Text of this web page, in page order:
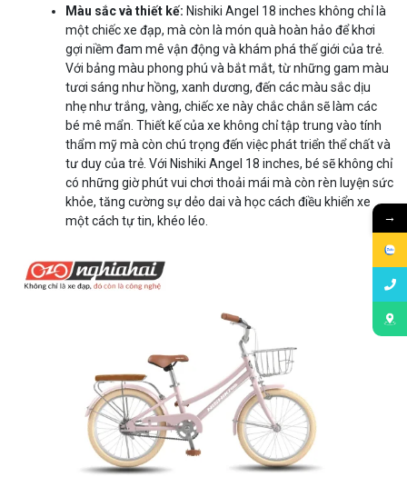
Màu sắc và thiết kế: Nishiki Angel 18 inches không chỉ là
một chiếc xe đạp, mà còn là món quà hoàn hảo để khơi
gợi niềm đam mê vận động và khám phá thế giới của trẻ.
Với bảng màu phong phú và bắt mắt, từ những gam màu
tươi sáng như hồng, xanh dương, đến các màu sắc dịu
nhẹ như trắng, vàng, chiếc xe này chắc chắn sẽ làm các
bé mê mẩn. Thiết kế của xe không chỉ tập trung vào tính
thẩm mỹ mà còn chú trọng đến việc phát triển thể chất và
tư duy của trẻ. Với Nishiki Angel 18 inches, bé sẽ không chỉ
có những giờ phút vui chơi thoải mái mà còn rèn luyện sức
khỏe, tăng cường sự dẻo dai và học cách điều khiển xe
một cách tự tin, khéo léo.
→